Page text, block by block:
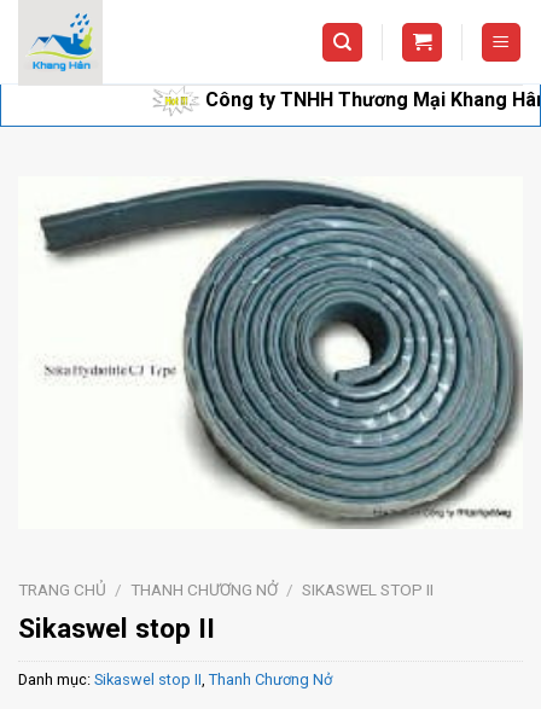
content
Công ty TNHH Thương Mại Khang Hân
TRANG CHỦ / THANH CHƯƠNG NỞ / SIKASWEL STOP II
Sikaswel stop II
Danh mục: Sikaswel stop II, Thanh Chương Nở